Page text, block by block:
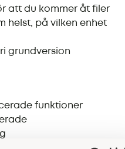
att du kommer åt filer
helst, på vilken enhet
grundversion
funktioner